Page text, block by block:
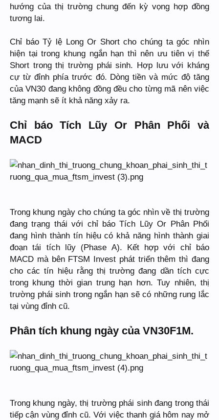
hướng của thị trường chung đến kỳ vọng hợp đồng
tương lai.
Chỉ báo Tỷ lệ Long Or Short cho chúng ta góc nhìn
hiện tại trong khung ngắn hạn thì nên ưu tiên vị thế
Short trong thị trường phái sinh. Hợp lưu với kháng
cự từ đỉnh phía trước đó. Dòng tiền và mức độ tăng
của VN30 đang không đồng đều cho từng mã nên việc
tăng mạnh sẽ ít khả năng xảy ra.
Chỉ báo Tích Lũy Or Phân Phối và
MACD
Trong khung ngày cho chúng ta góc nhìn về thị trường
đang trạng thái với chỉ báo Tích Lũy Or Phân Phối
đang hình thành tín hiệu có khả năng hình thành giai
đoạn tái tích lũy (Phase A). Kết hợp với chỉ báo
MACD mà bên FTSM Invest phát triển thêm thì đang
cho các tín hiệu rằng thị trường đang dần tích cực
trong khung thời gian trung hạn hơn. Tuy nhiên, thị
trường phái sinh trong ngắn hạn sẽ có những rung lắc
tại vùng đỉnh cũ.
Phân tích khung ngày của VN30F1M.
Trong khung ngày, thị trường phái sinh đang trong thái
tiếp cận vùng đỉnh cũ. Với việc thanh giá hôm nay mở